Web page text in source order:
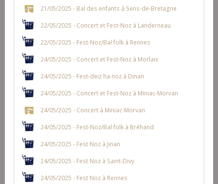
21/05/2025 - Bal des enfants à Sens-de-Bretagne
22/05/2025 - Concert et Fest-Noz à Landerneau
22/05/2025 - Fest-Noz/Bal folk à Rennes
24/05/2025 - Concert et Fest-Noz à Morlaix
24/05/2025 - Fest-deiz ha noz à Dinan
24/05/2025 - Concert et Fest-Noz à Miniac-Morvan
24/05/2025 - Concert à Miniac-Morvan
24/05/2025 - Fest-Noz/Bal folk à Bréhand
24/05/2025 - Fest Noz à Jinan
24/05/2025 - Fest Noz à Saint-Divy
24/05/2025 - Fest Noz à Rennes